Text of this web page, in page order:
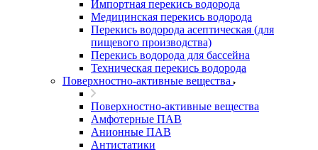
Импортная перекись водорода
Медицинская перекись водорода
Перекись водорода асептическая (для
пищевого производства)
Перекись водорода для бассейна
Техническая перекись водорода
Поверхностно-активные вещества
Поверхностно-активные вещества
Амфотерные ПАВ
Анионные ПАВ
Антистатики